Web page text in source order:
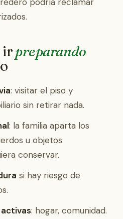
irpreparando
: visitar el piso y
sin retirar nada.
: la familia aparta los
u objetos
conservar.
si hay riesgo de
: hogar, comunidad.